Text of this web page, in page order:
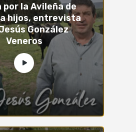
por la Avileña de
hijos, entrevista
González
Veneros